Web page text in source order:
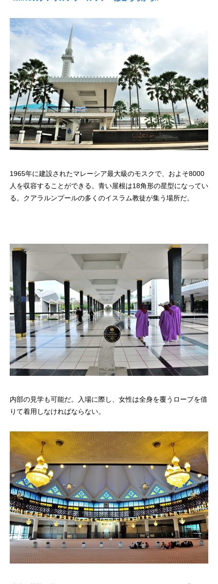
1965年に建設されたマレーシア最大級のモスクで、およそ8000
人を収容することができる。青い屋根は18角形の星型になってい
る。クアラルンプールの多くのイスラム教徒が集う場所だ。
内部の見学も可能だ。入場に際し、女性は全身を覆うローブを借
りて着用しなければならない。